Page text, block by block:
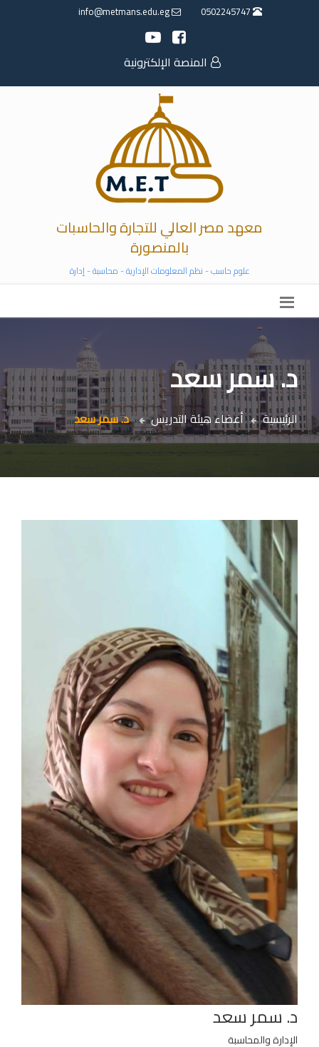
المنصة الإلكترونية
معهد مصر العالي للتجارة والحاسبات
بالمنصورة
علوم حاسب - نظم المعلومات الإدارية - محاسبة - إدارة
د. سمر سعد
الرئيسية أعضاء هيئة التدريس د. سمر سعد
د. سمر سعد
الإدارة والمحاسبة